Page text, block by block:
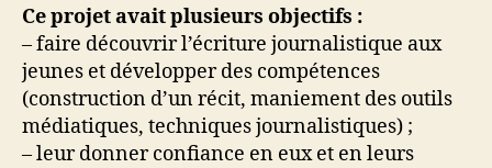
Ce projet avait plusieurs objectifs :
– faire découvrir l’écriture journalistique aux
jeunes et développer des compétences
(construction d’un récit, maniement des outils
médiatiques, techniques journalistiques) ;
– leur donner confiance en eux et en leurs